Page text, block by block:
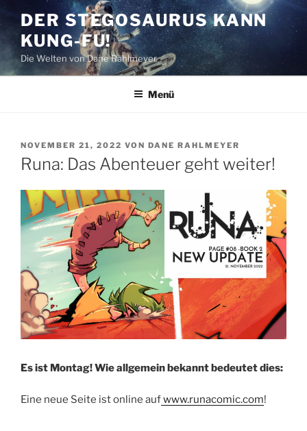
Zum
Inhalt
springen
DER STEGOSAURUS KANN
KUNG-FU!
Die Welten von Dane Rahlmeyer
Menü
VERÖFFENTLICHT
AM
NOVEMBER 21, 2022 VON DANE RAHLMEYER
Runa: Das Abenteuer geht weiter!
Es ist Montag! Wie allgemein bekannt bedeutet dies:
Eine neue Seite ist online aufwww.runacomic.com!